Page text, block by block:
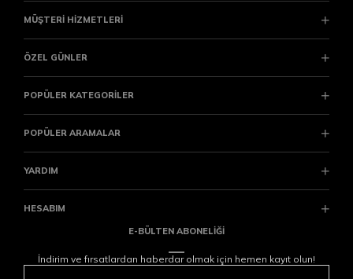
MÜŞTERİ HİZMETLERİ
ÖZEL GÜNLER
POPÜLER KATEGORİLER
POPÜLER ARAMALAR
YARDIM
HESABIM
E-BÜLTEN ABONELİĞİ
İndirim ve fırsatlardan haberdar olmak için hemen kayıt olun!